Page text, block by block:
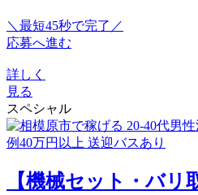
＼最短45秒で完了／
応募へ進む
詳しく
見る
スペシャル
【機械セット・バリ